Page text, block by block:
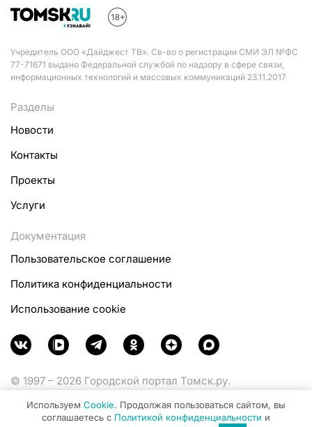
Учредитель ООО «Дайджест ТВ». Св-во о регистрации СМИ ЭЛ №ФС
77-71671 выдано Федеральной службой по надзору в сфере связи,
информационных технологий и массовых коммуникаций 23.11.2017
Разделы
Новости
Контакты
Проекты
Услуги
Документация
Пользовательское соглашение
Политика конфиденциальности
Использование cookie
© 1997 – 2026 Городской портал Томск.ру.
Министерства цифрового развития, связи и массовых
Используем Cookie. Продолжая пользоваться сайтом, вы
соглашаетесь с Политикой конфиденциальности и